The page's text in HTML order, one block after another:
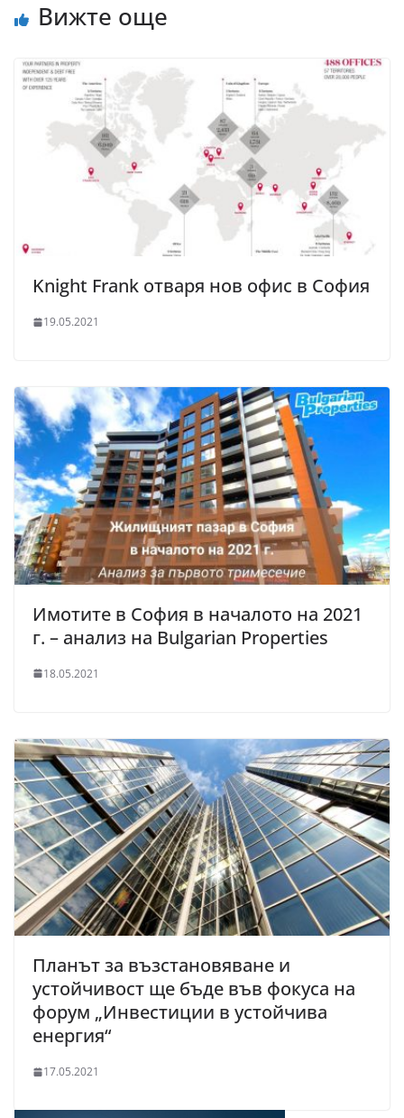
Вижте още
Knight Frank отваря нов офис в София
19.05.2021
Имотите в София в началото на 2021
г. – анализ на Bulgarian Properties
18.05.2021
Планът за възстановяване и
устойчивост ще бъде във фокуса на
форум „Инвестиции в устойчива
енергия“
17.05.2021